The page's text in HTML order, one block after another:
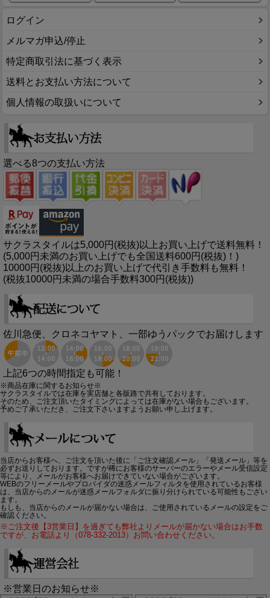
ログイン
メルマガ申込/停止
特定商取引法に基づく表示
送料とお支払い方法について
個人情報の取扱いについて
選べる8つの支払い方法
サクラスタイルは5,000円(税抜)以上お買い上げで送料無料！
(5,000円未満のお買い上げでも全国送料600円(税抜)！)
10000円(税抜)以上のお買い上げで代引き手数料も無料！
(税抜10000円未満の場合手数料300円(税抜))
佐川急便、クロネコヤマト、一部ゆうパックでお届けします
上記6つの時間指定も可能！
※商品在庫に関するお知らせ※
サクラスタイルでは在庫を実店舗と各販路で共有しております。
そのため、ご注文頂いたタイミングによっては在庫がない場合もございます。
予めご了承いただき、ご注文下さいますようお願い申し上げます。
当店からお客様へ、ご注文を頂いた後に「ご注文確認メール」「発送メール」等を
必ずお送りしております。ですが稀にお客様のサーバーのエラーやメール受信設定
等により、メールがお客様へお届けできていない場合がございます。
WEBのフリーメールやプロバイダの迷惑メールフィルタを使用されているお客様
は、当店からのメールが迷惑メールフォルダに振り分けられている可能性もござい
ます。
もしも、当店からのメールが届かない場合は、ご使用されているメールの設定をご
確認ください。
※ご注文後【3営業日】を過ぎても弊社よりメールが届かない場合はお手数
ですが、お電話より（078-332-2013）お問い合わせください。
※営業日のお知らせ※